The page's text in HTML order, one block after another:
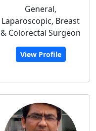
General,
Laparoscopic, Breast
& Colorectal Surgeon
View Profile